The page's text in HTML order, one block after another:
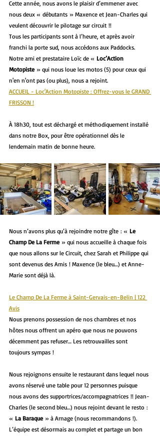
Cette année, nous avons le plaisir d’emmener avec
nous deux « débutants » Maxence et Jean-Charles qui
veulent découvrir le pilotage sur circuit !!
Tous les participants sont à l’heure, et après avoir
franchi la porte sud, nous accédons aux Paddocks.
Notre ami et prestataire Loïc de « Loc’Action
Motopiste » qui nous loue les motos (5) pour ceux qui
n'en n'ont pas (ou plus), nous a rejoint.
ACCUEIL - Loc'Action Motopiste : Offrez-vous le GRAND
FRISSON !
À 18h30, tout est déchargé et méthodiquement installé
dans notre Box, pour être opérationnel dès le
lendemain matin de bonne heure.
Nous n’avons plus qu’à rejoindre notre gîte : « Le
Champ De La Ferme » qui nous accueille à chaque fois
que nous allons sur le Circuit, chez Sarah et Philippe qui
sont devenus des Amis ! Maxence (le bleu…) et Anne-
Marie sont déjà là.
Le Champ De La Ferme à Saint-Gervais-en-Belin | 122
Avis
Nous prenons possession de nos chambres et nos
hôtes nous offrent un apéro que nous ne pouvons
décemment pas refuser… Les retrouvailles sont
toujours sympas !
Nous rejoignons ensuite le restaurant dans lequel nous
avons réservé une table pour 12 personnes puisque
nous avons des supportrices/accompagnatrices !! Jean-
Charles (le second bleu…) nous rejoint devant le resto :
« La Baraque » à Arnage (nous recommandons !).
L’équipe est désormais au complet et partage un bon